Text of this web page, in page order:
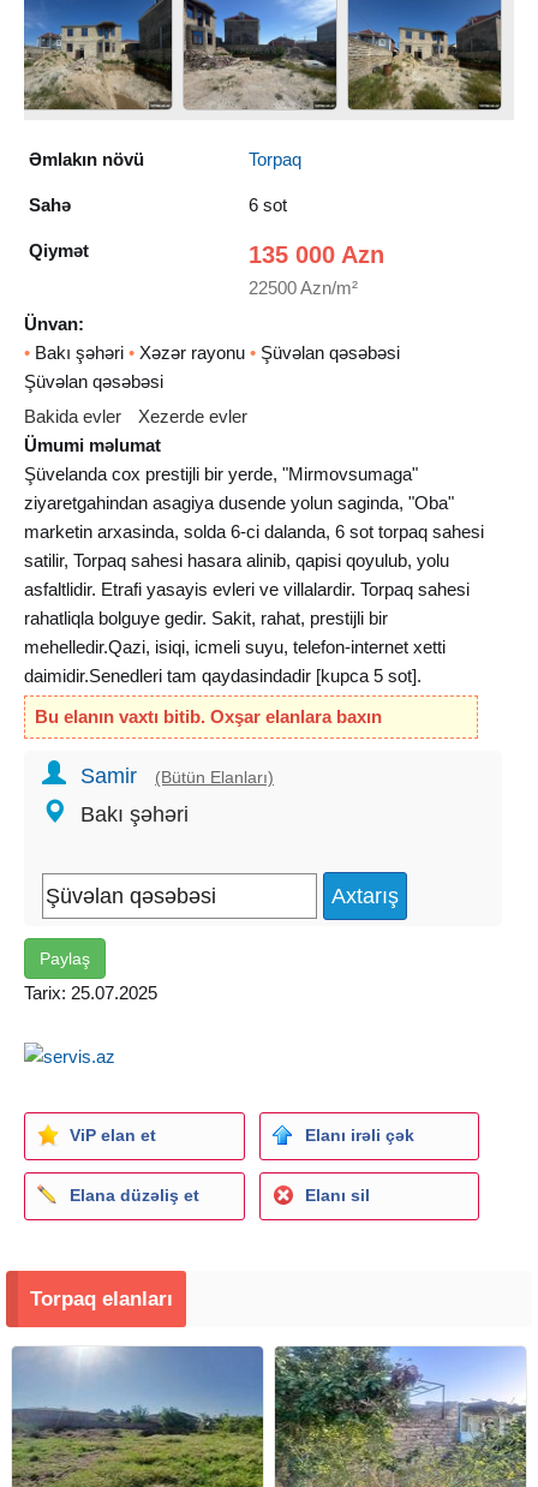
Əmlakın növü Torpaq
Sahə 6 sot
Qiymət 135 000 Azn
22500 Azn/m²
Ünvan:
• Bakı şəhəri • Xəzər rayonu • Şüvəlan qəsəbəsi
Şüvəlan qəsəbəsi
Bakida evler
Xezerde evler
Ümumi məlumat
Şüvelanda cox prestijli bir yerde, "Mirmovsumaga"
ziyaretgahindan asagiya dusende yolun saginda, "Oba"
marketin arxasinda, solda 6-ci dalanda, 6 sot torpaq sahesi
satilir, Torpaq sahesi hasara alinib, qapisi qoyulub, yolu
asfaltlidir. Etrafi yasayis evleri ve villalardir. Torpaq sahesi
rahatliqla bolguye gedir. Sakit, rahat, prestijli bir
mehelledir.Qazi, isiqi, icmeli suyu, telefon-internet xetti
daimidir.Senedleri tam qaydasindadir [kupca 5 sot].
QEYD:Torpag sahesinin icerisinde 2 mertebeli natamam
tikilmis ev var ve saygaclari yerlesdirilmisdir.
Bu elanın vaxtı bitib. Oxşar elanlara baxın
Samir (Bütün Elanları)
Bakı şəhəri
Paylaş
Tarix: 25.07.2025
ViP elan et Elanı irəli çək
Elana düzəliş et Elanı sil
Torpaq elanları